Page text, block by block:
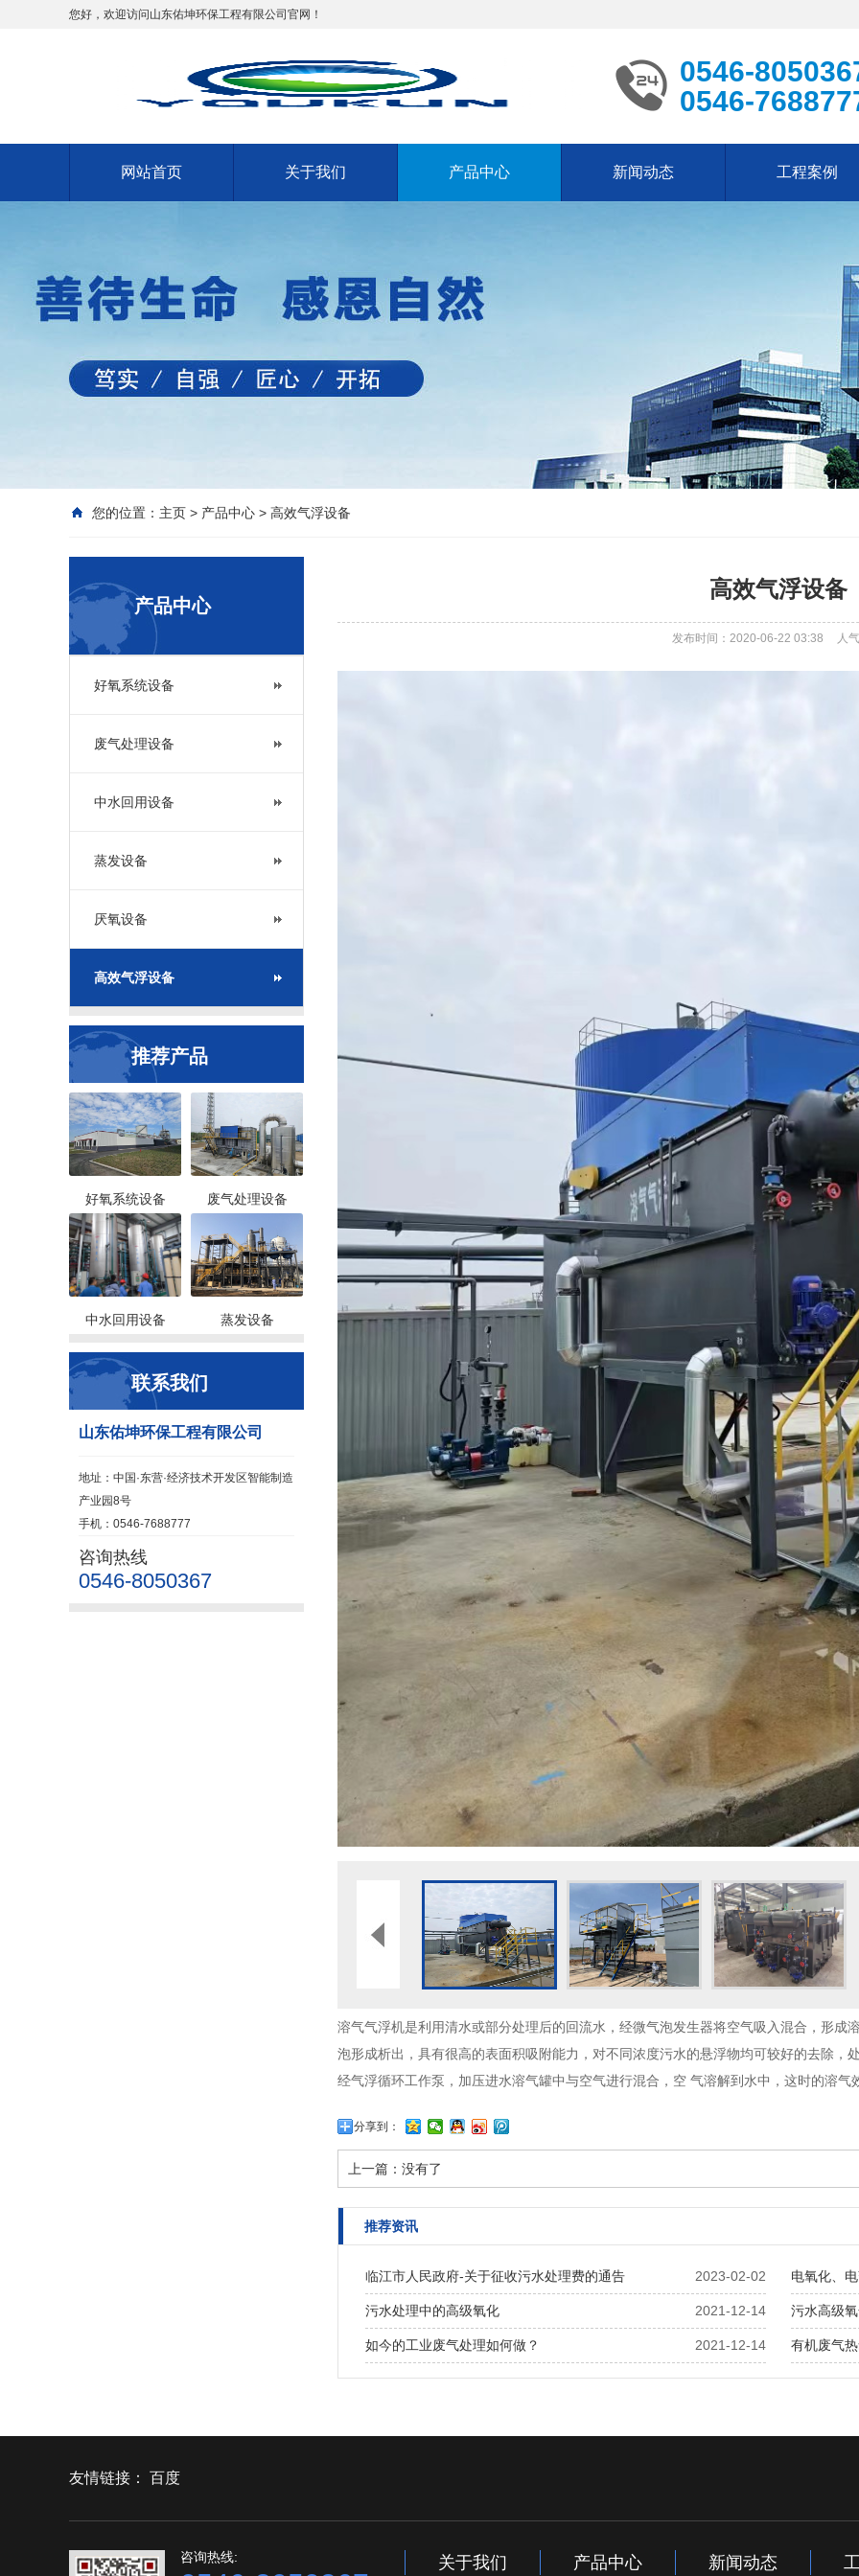
您好，欢迎访问山东佑坤环保工程有限公司官网！
0546-
0546-
网站首页 关于我们 产品中心 新闻动态 工程案例
您的位置： 主页 > 产品中心 > 高效气浮设备
产品中心
好氧系统设备
废气处理设备
中水回用设备
蒸发设备
厌氧设备
高效气浮设备
推荐产品
好氧系统设备 废气处理设备
中水回用设备 蒸发设备
联系我们
山东佑坤环保工程有限公司
地址：中国·东营·经济技术开发区智能制造
产业园8号
手机：0546-7688777
咨询热线
0546-8050367
高效气浮设备
发布时间：2020-06-22 03:38 人
溶气气浮机是利用清水或部分处理后的回流水，经微气泡发生器将空气吸入混合，形
泡形成析出，具有很高的表面积吸附能力，对不同浓度污水的悬浮物均可较好的去除
经气浮循环工作泵，加压进水溶气罐中与空气进行混合，空 气溶解到水中，这时的溶气
分享到：
上一篇：没有了
推荐资讯
2023-02-02
临江市人民政府-关于征收污水处理费的通告 电氧化、
2021-12-14
污水处理中的高级氧化 污水高级
2021-12-14
如今的工业废气处理如何做？ 有机废气
友情链接： 百度
咨询热线: 关于我们 产品中心 新闻动态